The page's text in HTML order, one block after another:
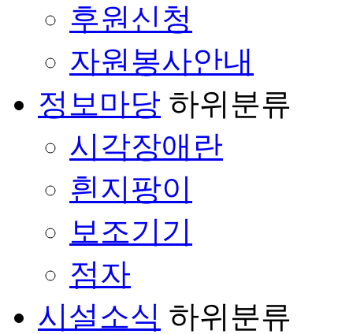
후원신청
자원봉사안내
정보마당 하위분류
시각장애란
흰지팡이
보조기기
점자
시설소식 하위분류